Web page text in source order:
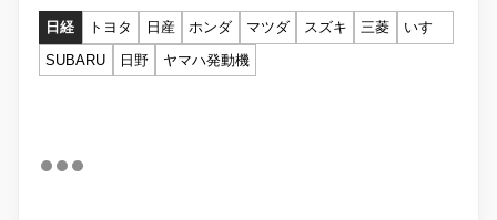
日経 トヨタ 日産 ホンダ マツダ スズキ 三菱
いすゞ
SUBARU
日野 ヤマハ発動機